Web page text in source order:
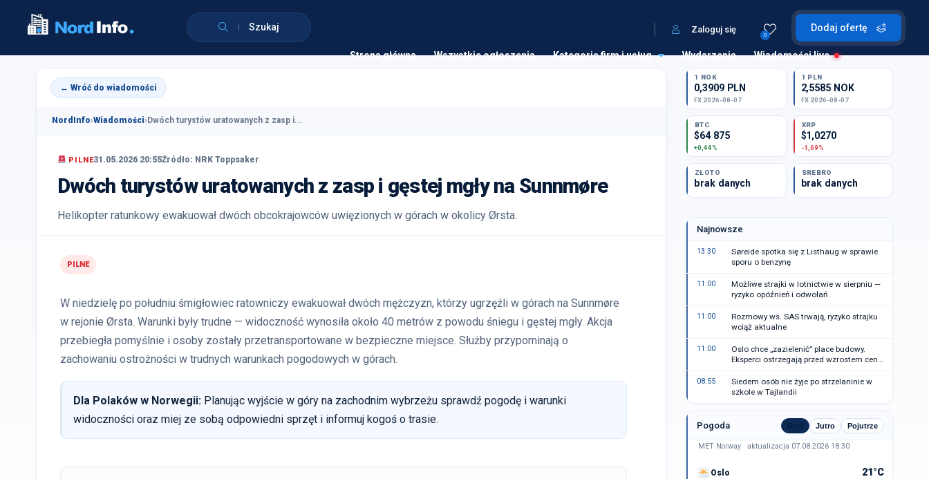
Szukaj Dodaj ofertę
0
Zaloguj się
Strona główna Wszystkie ogłoszenia Kategorie firm i usług Wydarzenia Wiadomości live
← Wróć do wiadomości
NordInfo›Wiadomości› Dwóch turystów uratowanych z zasp i...
PILNE31.05.2026 20:55Źródło: NRK Toppsaker
Dwóch turystów uratowanych z zasp i gęstej mgły na Sunnmøre
Helikopter ratunkowy ewakuował dwóch obcokrajowców uwięzionych w górach w okolicy Ørsta.
PILNE
W niedzielę po południu śmigłowiec ratowniczy ewakuował dwóch mężczyzn, którzy ugrzęźli w górach na Sunnmøre
w rejonie Ørsta. Warunki były trudne — widoczność wynosiła około 40 metrów z powodu śniegu i gęstej mgły. Akcja
przebiegła pomyślnie i osoby zostały przetransportowane w bezpieczne miejsce. Służby przypominają o
zachowaniu ostrożności w trudnych warunkach pogodowych w górach.
Dla Polaków w Norwegii: Planując wyjście w góry na zachodnim wybrzeżu sprawdź pogodę i warunki
widoczności oraz miej ze sobą odpowiedni sprzęt i informuj kogoś o trasie.
1 NOK
0,3909 PLN
FX 2026-08-07
1 PLN
2,5585 NOK
FX 2026-08-07
BTC
$64 875
+0,44%
XRP
$1,0270
-1,69%
ZŁOTO
brak danych
SREBRO
brak danych
Najnowsze
13:30
Søreide spotka się z Listhaug w sprawie
sporu o benzynę
11:00
Możliwe strajki w lotnictwie w sierpniu —
ryzyko opóźnień i odwołań
11:00
Rozmowy ws. SAS trwają, ryzyko strajku
wciąż aktualne
11:00
Oslo chce „zazielenić” place budowy.
Eksperci ostrzegają przed wzrostem cen
08:55
Siedem osób nie żyje po strzelaninie w
szkole w Tajlandii
Pogoda Dziś Jutro Pojutrze
MET Norway · aktualizacja 07.08.2026 18:30
Oslo 21°C